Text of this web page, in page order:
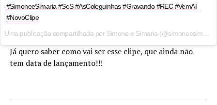
#SimoneeSimaria #SeS #AsColeguinhas #Gravando #REC #VemAí
#NovoClipe
Uma publicação compartilhada por Simone e Simaria (@simoneesimaria) em
Já quero saber como vai ser esse clipe, que ainda não
tem data de lançamento!!!